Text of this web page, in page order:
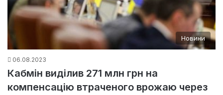
Новини
06.08.2023
Кабмін виділив 271 млн грн на
компенсацію втраченого врожаю через